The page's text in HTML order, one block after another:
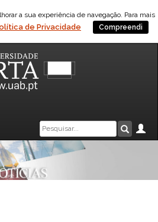
a sua experiência de navegação. Para mais
de Privacidade Compreendi
Caixa
de
pesquisa